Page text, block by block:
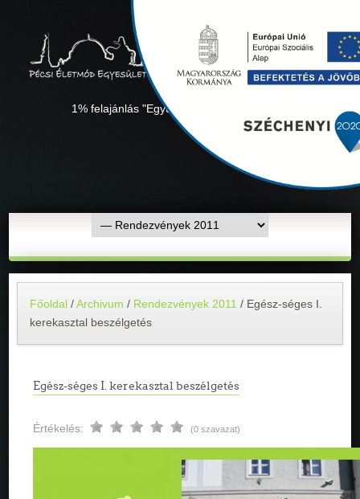
1% felajánlás "Együtt minden sikerül" Adószámunk:
18311927-1-02
Főoldal /Archivum / Rendezvények 2011 / Egész-séges I.
kerekasztal beszélgetés
Egész-séges I. kerekasztal beszélgetés
Értékelés: (0 szavazat)